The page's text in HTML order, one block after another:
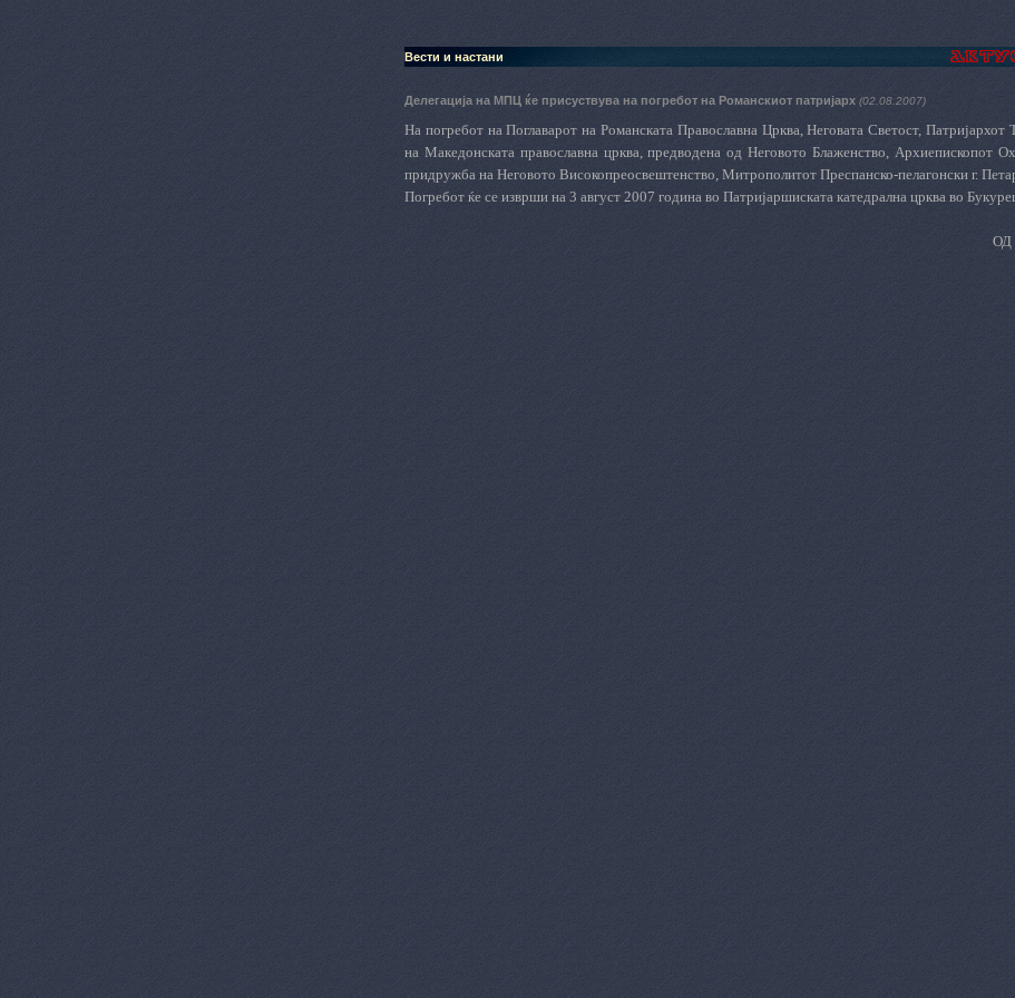
Вести и настани
Делегација на МПЦ ќе присуствува на погребот на Романскиот патријарх (02.08.2007)
На погребот на Поглаварот на Романската Православна Црква, Неговата Светост, Патријархот
на Македонската православна црква, предводена од Неговото Блаженство, Архиепископот
придружба на Неговото Високопреосвештенство, Митрополитот Преспанско-пелагонски г.
Погребот ќе се изврши на 3 август 2007 година во Патријаршиската катедрална црква во
ОД